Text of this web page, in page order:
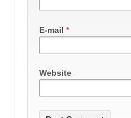
E-mail *
Website